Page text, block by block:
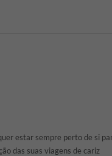
estar sempre perto de si
das suas viagens de cariz